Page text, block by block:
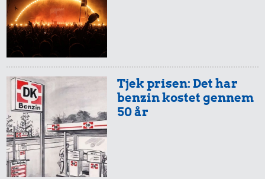
Tjek prisen: Det har
benzin kostet gennem
50 år